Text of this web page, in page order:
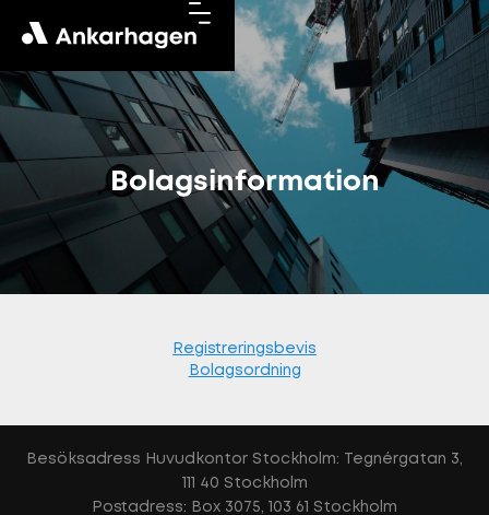
Bolagsinformation
Registreringsbevis
Bolagsordning
Besöksadress Huvudkontor Stockholm: Tegnérgatan 3,
111 40 Stockholm
Postadress: Box 3075, 103 61 Stockholm